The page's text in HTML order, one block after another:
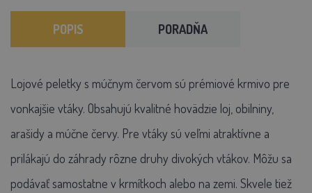
POPIS PORADŇA
Lojové peletky s múčnym červom sú prémiové krmivo pre
vonkajšie vtáky. Obsahujú kvalitné hovädzie loj, obilniny,
arašidy a múčne červy. Pre vtáky sú veľmi atraktívne a
prilákajú do záhrady rôzne druhy divokých vtákov. Môžu sa
podávať samostatne v krmítkoch alebo na zemi. Skvele tiež